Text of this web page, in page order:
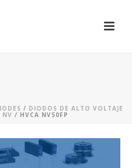
/ DIODOS DE ALTO VOLTAJE
NV / HVCA NV50FP